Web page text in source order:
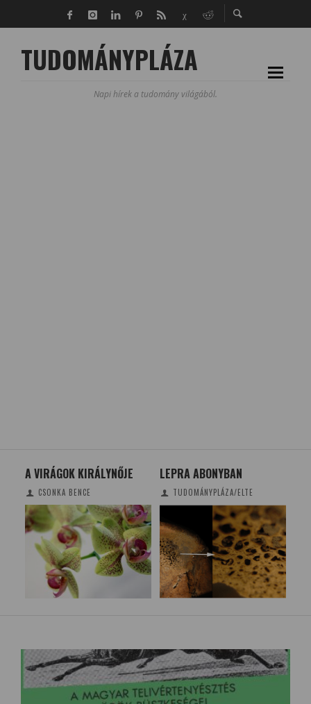
TUDOMÁNYPLÁZA
Napi hírek a tudomány világából.
A VIRÁGOK KIRÁLYNŐJE
CSONKA BENCE
LEPRA ABONYBAN
TUDOMÁNYPLÁZA/ELTE